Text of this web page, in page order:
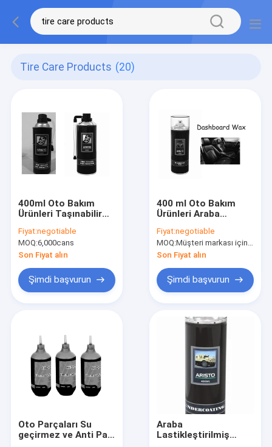
Tire Care Products (20)
400ml Oto Bakım
Ürünleri Taşınabilir
Düzeltme Lastik
Çene Şişirme Spreyi
Fiyat:negotiable
MOQ:6,000cans
Son Fiyat alın
Şimdi başvurun
400 ml Oto Bakım
Ürünleri Araba
Çok Koku Kokpit
Parlatıcı Sprey
Fiyat:negotiable
MOQ:Müşteri markası için Aristo markası için 6000pcs, 15000pcs
Son Fiyat alın
Şimdi başvurun
Oto Parçaları Su
geçirmez ve Anti Pas
Araba
Lastikleştirilmiş